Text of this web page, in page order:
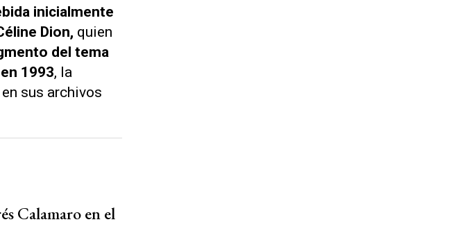
inicialmente
Dion, quien
del tema
1993, la
sus archivos
Calamaro en el